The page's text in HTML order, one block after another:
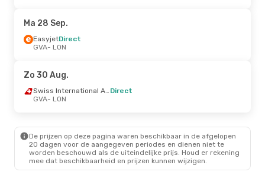
EasyjetDirect
LON- GVA
Easyjet Direct
GVA - LON
EasyjetDirect
LON - GVA
Vr 21 Aug.- Ma 31 Aug.
EasyjetDirect
GVA- LON
EasyjetDirect
LON- GVA
Ma 28 Sep.
EasyjetDirect
GVA- LON
Zo 30 Aug.
Swiss International Air Lines Direct
GVA- LON
De prijzen op deze pagina waren beschikbaar in de afgelopen
20 dagen voor de aangegeven periodes en dienen niet te
worden beschouwd als de uiteindelijke prijs. Houd er rekening
mee dat beschikbaarheid en prijzen kunnen wijzigen.